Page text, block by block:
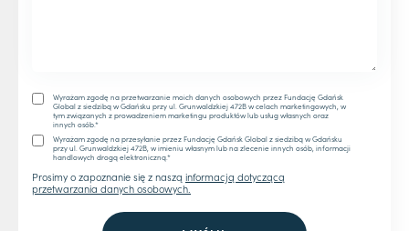
Wyrażam zgodę na przetwarzanie moich danych osobowych przez Fundację Gdańsk
Global z siedzibą w Gdańsku przy ul. Grunwaldzkiej 472B w celach marketingowych, w
tym związanych z prowadzeniem marketingu produktów lub usług własnych oraz
innych osób.*
Wyrażam zgodę na przesyłanie przez Fundację Gdańsk Global z siedzibą w Gdańsku
przy ul. Grunwaldzkiej 472B, w imieniu własnym lub na zlecenie innych osób, informacji
handlowych drogą elektroniczną.*
Prosimy o zapoznanie się z naszą informacją dotyczącą
przetwarzania danych osobowych.